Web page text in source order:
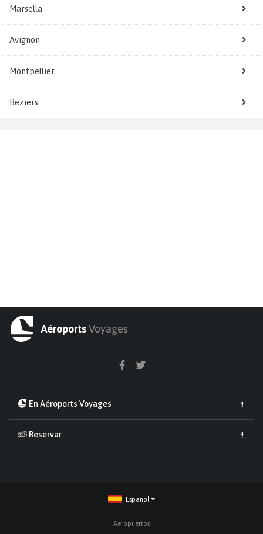
Marsella
Avignon
Montpellier
Beziers
AéroportsVoyages
En Aéroports Voyages
Reservar
Espanol
Aeropuertos